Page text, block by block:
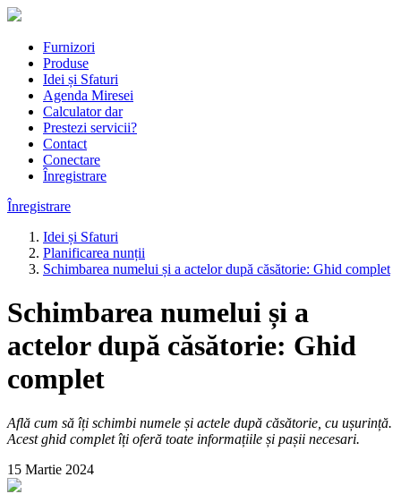
Furnizori
Produse
Idei și Sfaturi
Agenda Miresei
Calculator dar
Prestezi servicii?
Contact
Conectare
Înregistrare
Înregistrare
Idei și Sfaturi
Planificarea nunții
Schimbarea numelui și a actelor după căsătorie: Ghid complet
Schimbarea numelui și a
actelor după căsătorie: Ghid
complet
Află cum să îți schimbi numele și actele după căsătorie, cu ușurință.
Acest ghid complet îți oferă toate informațiile și pașii necesari.
15 Martie 2024